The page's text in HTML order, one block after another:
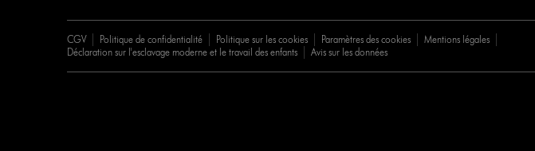
CGV Politique de confidentialité Politique sur les cookies Paramètres des cookies
Mentions légales
Déclaration sur l'esclavage moderne et le travail des enfants
Avis sur les données